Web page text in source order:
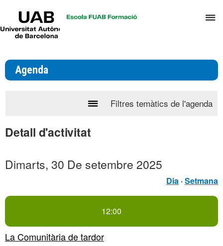
el
Universitat
Agenda
Prem
calendari
Filtres temàtics de l'agenda
Detall d'activitat
Dimarts, 30 De setembre 2025
Dia ·Setmana
12:00
La Comunitària de tardor